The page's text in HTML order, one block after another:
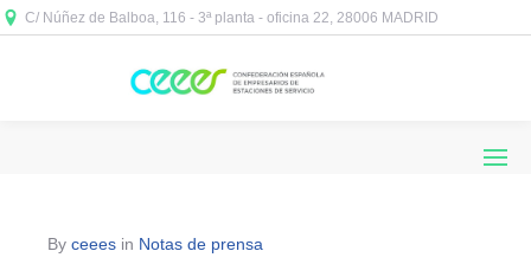
C/ Núñez de Balboa, 116 - 3ª planta - oficina 22, 28006 MADRID
By ceees in Notas de prensa